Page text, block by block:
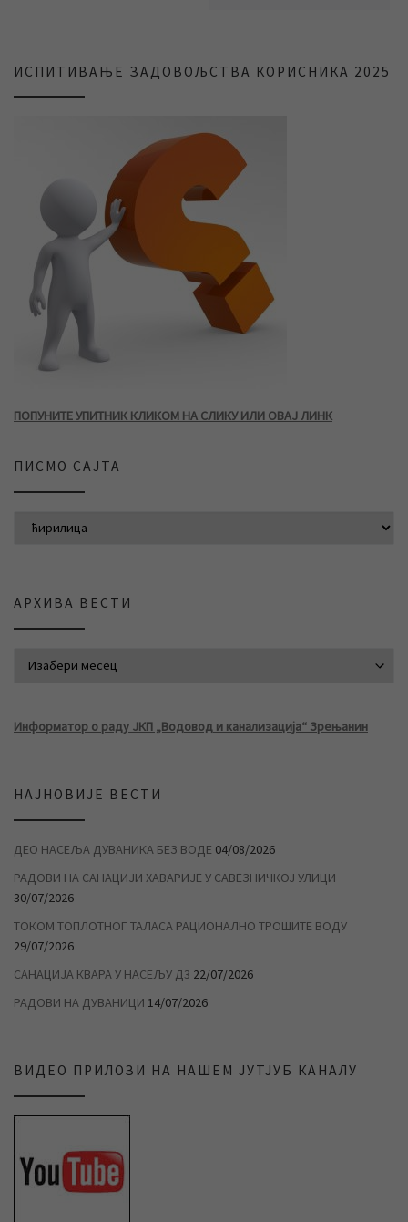
ИСПИТИВАЊЕ ЗАДОВОЉСТВА КОРИСНИКА 2025
ПОПУНИТЕ УПИТНИК КЛИКОМ НА СЛИКУ ИЛИ ОВАЈ ЛИНК
ПИСМО САЈТА
АРХИВА ВЕСТИ
Информатор о раду ЈКП „Водовод и канализација“ Зрењанин
НАЈНОВИЈЕ ВЕСТИ
ДЕО НАСЕЉА ДУВАНИКА БЕЗ ВОДЕ 04/08/2026
РАДОВИ НА САНАЦИЈИ ХАВАРИЈЕ У САВЕЗНИЧКОЈ УЛИЦИ
30/07/2026
ТОКОМ ТОПЛОТНОГ ТАЛАСА РАЦИОНАЛНО ТРОШИТЕ ВОДУ
29/07/2026
САНАЦИЈА КВАРА У НАСЕЉУ Д3 22/07/2026
РАДОВИ НА ДУВАНИЦИ 14/07/2026
ВИДЕО ПРИЛОЗИ НА НАШЕМ ЈУТЈУБ КАНАЛУ